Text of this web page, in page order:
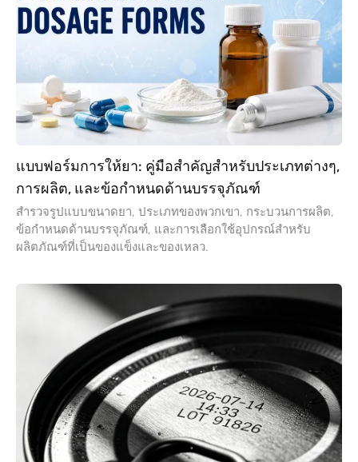
แบบฟอร์มการให้ยา: คู่มือสำคัญสำหรับประเภทต่างๆ,
การผลิต, และข้อกำหนดด้านบรรจุภัณฑ์
สำรวจรูปแบบขนาดยา, ประเภทของพวกเขา, กระบวนการผลิต,
ข้อกำหนดด้านบรรจุภัณฑ์, และการเลือกใช้อุปกรณ์สำหรับ
ผลิตภัณฑ์ที่เป็นของแข็งและของเหลว.
2026 คู่มือเครื่องเข้ารหัสอุตสาหกรรม: ประเภท
เครื่องพิมพ์หลักที่ใช้สำหรับการเข้ารหัสเป็นชุด
เนื่องจากรูปแบบบรรจุภัณฑ์แตกต่างกันไป, การพิมพ์รหัสที่แตก
ต่างกันมีการใช้งานที่แตกต่างกัน. มาตรวจสอบว่าเครื่องเข้ารหัส